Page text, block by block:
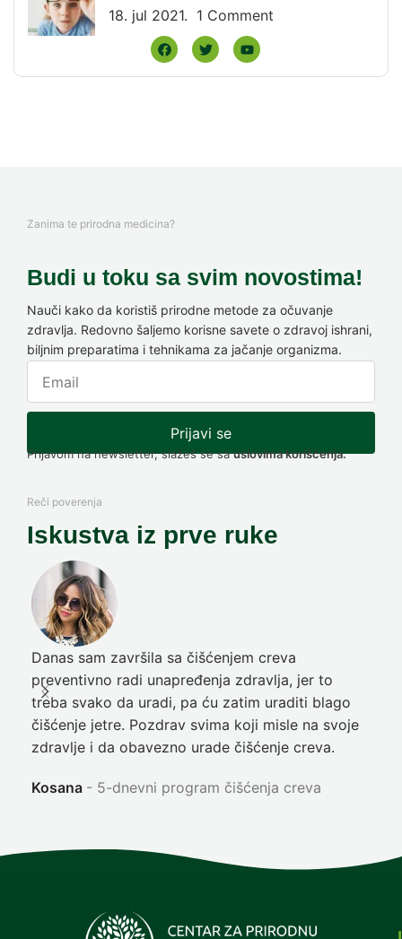
18. jul 2021. 1 Comment
Zanima te prirodna medicina?
Budi u toku sa svim novostima!
Nauči kako da koristiš prirodne metode za očuvanje
zdravlja. Redovno šaljemo korisne savete o zdravoj ishrani,
biljnim preparatima i tehnikama za jačanje organizma.
Prijavi se
Prijavom na newsletter, slažeš se sauslovima korišćenja.
Reči poverenja
Iskustva iz prve ruke
Danas sam završila sa čišćenjem creva
preventivno radi unapređenja zdravlja, jer to
treba svako da uradi, pa ću zatim uraditi blago
čišćenje jetre. Pozdrav svima koji misle na svoje
zdravlje i da obavezno urade čišćenje creva.
Kosana 5-dnevni program čišćenja creva